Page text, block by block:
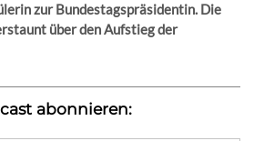
zur Bundestagspräsidentin. Die
über den Aufstieg der
abonnieren: